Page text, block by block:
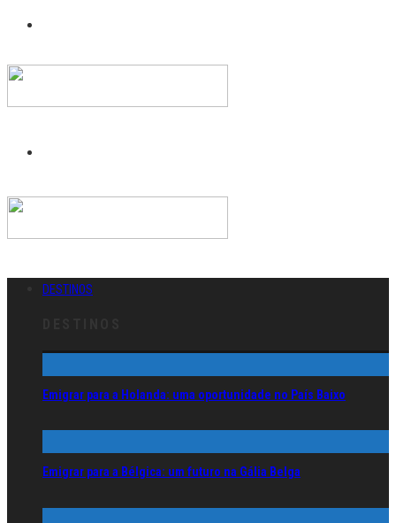
DESTINOS
Emigrar para a Holanda: uma oportunidade no País Baixo
Emigrar para a Bélgica: um futuro na Gália Belga